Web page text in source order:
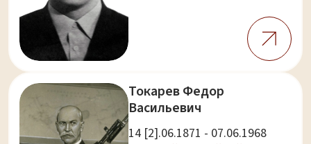
Токарев Федор
Васильевич
14 [2].06.1871 - 07.06.1968